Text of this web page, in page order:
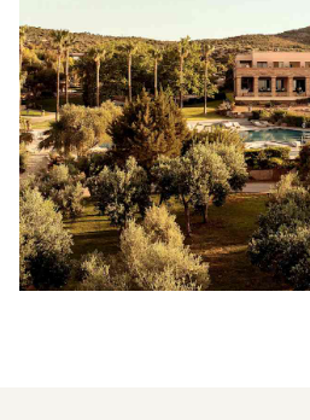
Se fler bilder